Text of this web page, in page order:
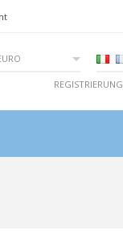
REGISTRIERUNG